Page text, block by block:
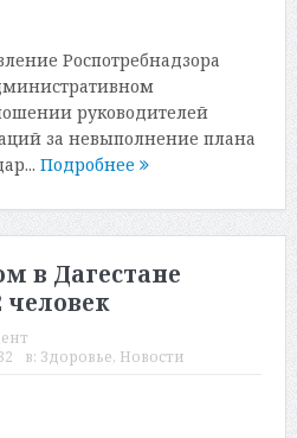
Роспотребнадзора
руководителей
за невыполнение плана
Подробнее
в Дагестане
человек
в: Здоровье, Новости